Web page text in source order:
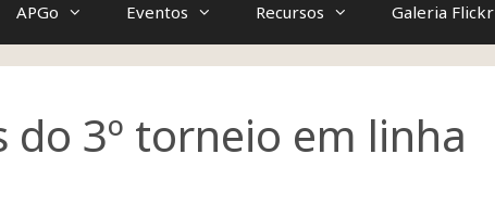
APGo Eventos Recursos Galeria Flickr
do 3º torneio em linha